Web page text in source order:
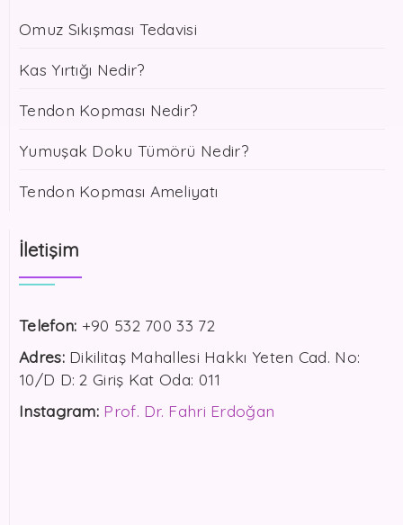
Omuz Sıkışması Tedavisi
Kas Yırtığı Nedir?
Tendon Kopması Nedir?
Yumuşak Doku Tümörü Nedir?
Tendon Kopması Ameliyatı
İletişim
Telefon: +90 532 700 33 72
Adres:Dikilitaş Mahallesi Hakkı Yeten Cad. No:
10/D D: 2 Giriş Kat Oda: 011
Instagram: Prof. Dr. Fahri Erdoğan